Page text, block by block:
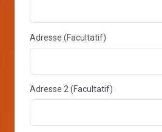
Adresse (Facultatif)
Adresse 2 (Facultatif)